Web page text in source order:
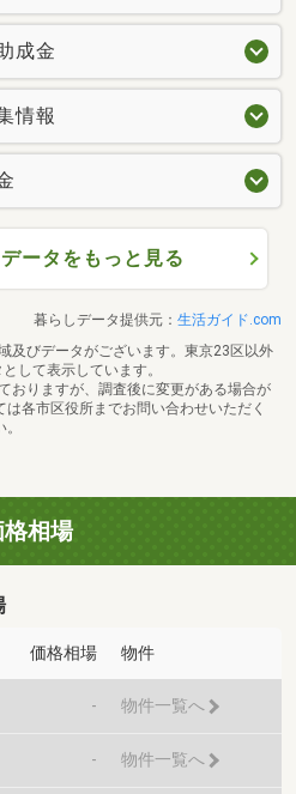
成金
情報
ータをもっと見る
暮らしデータ提供元： 生活ガイド.com
及びデータがございます。東京23区以外
して表示しています。
おりますが、調査後に変更がある場合が
各市区役所までお問い合わせいただく
相場
価格相場 物件
- 物件一覧へ
- 物件一覧へ